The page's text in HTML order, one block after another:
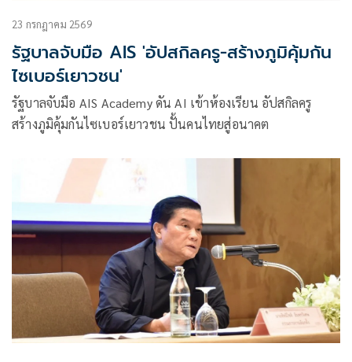
23 กรกฎาคม 2569
รัฐบาลจับมือ AIS 'อัปสกิลครู-สร้างภูมิคุ้มกัน
ไซเบอร์เยาวชน'
รัฐบาลจับมือ AIS Academy ดัน AI เข้าห้องเรียน อัปสกิลครู
สร้างภูมิคุ้มกันไซเบอร์เยาวชน ปั้นคนไทยสู่อนาคต